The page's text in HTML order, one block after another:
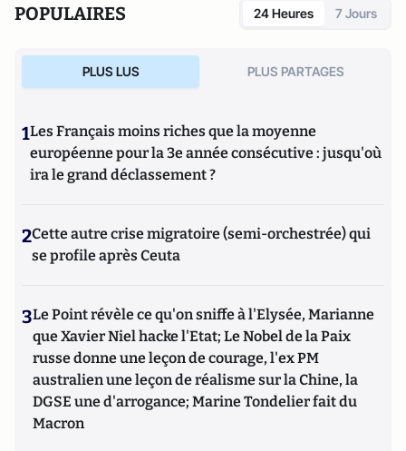
POPULAIRES 24 Heures 7 Jours
PLUS LUS PLUS PARTAGES
1Les Français moins riches que la moyenne
européenne pour la 3e année consécutive : jusqu'où
ira le grand déclassement ?
2Cette autre crise migratoire (semi-orchestrée) qui
se profile après Ceuta
3Le Point révèle ce qu'on sniffe à l'Elysée, Marianne
que Xavier Niel hacke l'Etat; Le Nobel de la Paix
russe donne une leçon de courage, l'ex PM
australien une leçon de réalisme sur la Chine, la
DGSE une d'arrogance; Marine Tondelier fait du
Macron